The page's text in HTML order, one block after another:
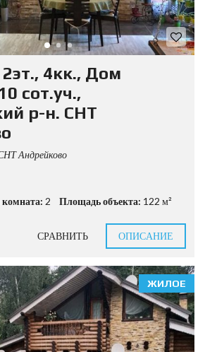
4кк., Дом
сот.уч.,
р-н. СНТ
Андрейково
2 Площадь объекта: 122 м²
СРАВНИТЬ ОПИСАНИЕ
ЖИЛОЕ